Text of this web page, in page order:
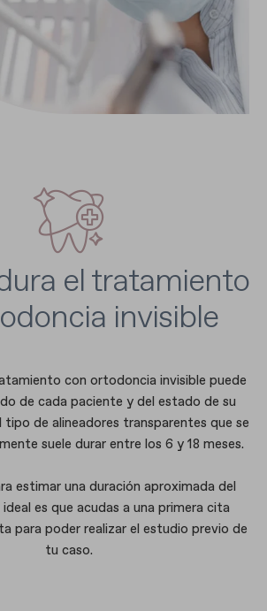
el tratamiento
invisible
con ortodoncia invisible puede
de cada paciente y del estado de su
de alineadores transparentes que se
suele durar entre los 6 y 18 meses.
estimar una duración aproximada del
es que acudas a una primera cita
para poder realizar el estudio previo de
tu caso.